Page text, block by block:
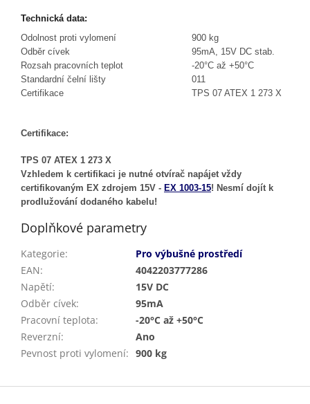
Technická data:
Odolnost proti vylomení
900 kg
Odběr cívek
95mA, 15V DC stab.
Rozsah pracovních teplot
-20°C až +50°C
Standardní čelní lišty
011
Certifikace
TPS 07 ATEX 1 273 X
Certifikace:
TPS 07 ATEX 1 273 X
Vzhledem k certifikaci je nutné otvírač napájet vždy
certifikovaným EX zdrojem 15V - EX 1003-15! Nesmí dojít k
prodlužování dodaného kabelu!
Doplňkové parametry
Kategorie:
Pro výbušné prostředí
EAN:
4042203777286
Napětí:
15V DC
Odběr cívek:
95mA
Pracovní teplota:
-20°C až +50°C
Reverzní:
Ano
Pevnost proti vylomení: 900 kg
Z